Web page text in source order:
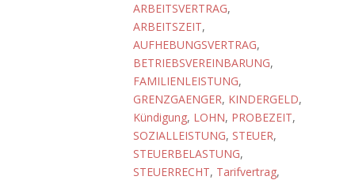
ARBEITSVERTRAG,
ARBEITSZEIT,
AUFHEBUNGSVERTRAG,
BETRIEBSVEREINBARUNG,
FAMILIENLEISTUNG,
GRENZGAENGER, KINDERGELD,
Kündigung, LOHN, PROBEZEIT,
SOZIALLEISTUNG, STEUER,
STEUERBELASTUNG,
STEUERRECHT, Tarifvertrag,